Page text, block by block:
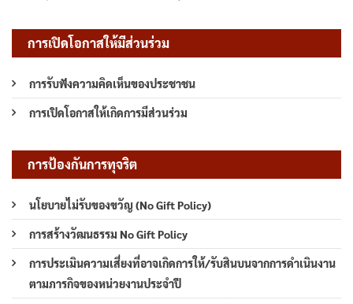
การเปิดโอกาสให้มีส่วนร่วม
การรับฟังความคิดเห็นของประชาชน
การเปิดโอกาสให้เกิดการมีส่วนร่วม
การป้องกันการทุจริต
นโยบายไม่รับของขวัญ (No Gift Policy)
การสร้างวัฒนธรรม No Gift Policy
การประเมินความเสี่ยงที่อาจเกิดการให้/รับสินบนจากการดำเนินงาน
ตามภารกิจของหน่วยงานประจำปี